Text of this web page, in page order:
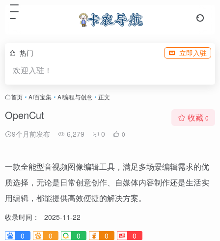
热门 立即入驻
欢迎入驻！
首页 • AI百宝集 • AI编程与创意 • 正文
OpenCut
9个月前发布 6,279 0 0
收藏 0
一款全能型音视频图像编辑工具，满足多场景编辑需求的优
质选择，无论是日常创意创作、自媒体内容制作还是生活实
用编辑，都能提供高效便捷的解决方案。
收录时间：
2025-11-22
0
0 0 0 0